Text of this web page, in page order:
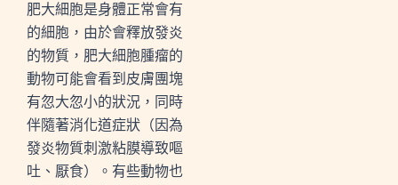
肥大細胞是身體正常會有
的細胞，由於會釋放發炎
的物質，肥大細胞腫瘤的
動物可能會看到皮膚團塊
有忽大忽小的狀況，同時
伴隨著消化道症狀（因為
發炎物質刺激粘膜導致嘔
吐、厭食）。有些動物也